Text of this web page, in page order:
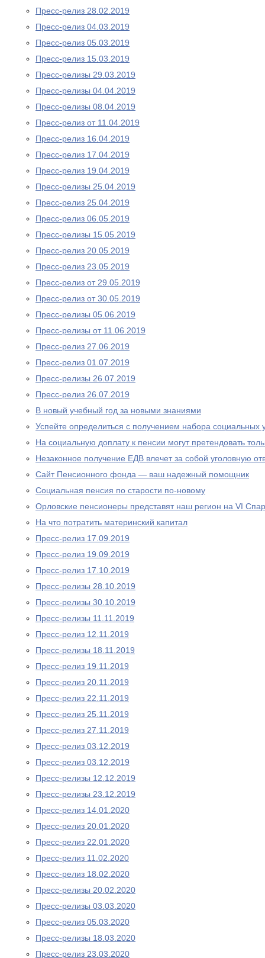
Пресс-релиз 28.02.2019
Пресс-релиз 04.03.2019
Пресс-релиз 05.03.2019
Пресс-релиз 15.03.2019
Пресс-релизы 29.03.2019
Пресс-релизы 04.04.2019
Пресс-релизы 08.04.2019
Пресс-релиз от 11.04.2019
Пресс-релиз 16.04.2019
Пресс-релиз 17.04.2019
Пресс-релиз 19.04.2019
Пресс-релизы 25.04.2019
Пресс-релиз 25.04.2019
Пресс-релиз 06.05.2019
Пресс-релизы 15.05.2019
Пресс-релиз 20.05.2019
Пресс-релиз 23.05.2019
Пресс-релиз от 29.05.2019
Пресс-релиз от 30.05.2019
Пресс-релизы 05.06.2019
Пресс-релизы от 11.06.2019
Пресс-релиз 27.06.2019
Пресс-релиз 01.07.2019
Пресс-релизы 26.07.2019
Пресс-релиз 26.07.2019
В новый учебный год за новыми знаниями
Успейте определиться с получением набора социальных
На социальную доплату к пенсии могут претендовать
Незаконное получение ЕДВ влечет за собой уголовную
Сайт Пенсионного фонда — ваш надежный помощник
Социальная пенсия по старости по-новому
Орловские пенсионеры представят наш регион на VI
На что потратить материнский капитал
Пресс-релиз 17.09.2019
Пресс-релиз 19.09.2019
Пресс-релиз 17.10.2019
Пресс-релизы 28.10.2019
Пресс-релизы 30.10.2019
Пресс-релизы 11.11.2019
Пресс-релиз 12.11.2019
Пресс-релизы 18.11.2019
Пресс-релиз 19.11.2019
Пресс-релиз 20.11.2019
Пресс-релиз 22.11.2019
Пресс-релиз 25.11.2019
Пресс-релиз 27.11.2019
Пресс-релиз 03.12.2019
Пресс-релиз 03.12.2019
Пресс-релизы 12.12.2019
Пресс-релизы 23.12.2019
Пресс-релиз 14.01.2020
Пресс-релиз 20.01.2020
Пресс-релиз 22.01.2020
Пресс-релиз 11.02.2020
Пресс-релиз 18.02.2020
Пресс-релизы 20.02.2020
Пресс-релизы 03.03.2020
Пресс-релиз 05.03.2020
Пресс-релизы 18.03.2020
Пресс-релиз 23.03.2020